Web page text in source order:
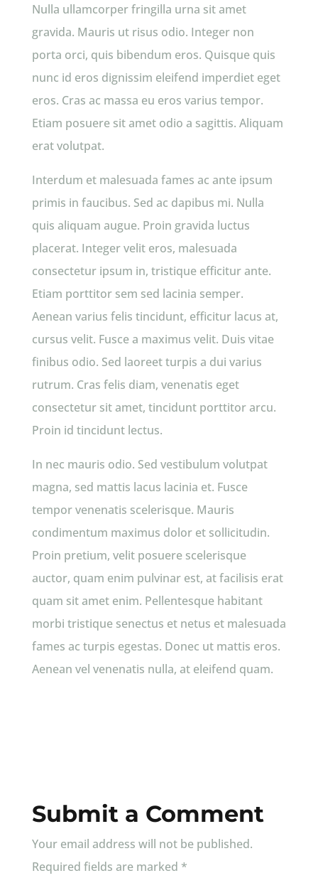
Nulla ullamcorper fringilla urna sit amet
gravida. Mauris ut risus odio. Integer non
porta orci, quis bibendum eros. Quisque quis
nunc id eros dignissim eleifend imperdiet eget
eros. Cras ac massa eu eros varius tempor.
Etiam posuere sit amet odio a sagittis. Aliquam
erat volutpat.
Interdum et malesuada fames ac ante ipsum
primis in faucibus. Sed ac dapibus mi. Nulla
quis aliquam augue. Proin gravida luctus
placerat. Integer velit eros, malesuada
consectetur ipsum in, tristique efficitur ante.
Etiam porttitor sem sed lacinia semper.
Aenean varius felis tincidunt, efficitur lacus at,
cursus velit. Fusce a maximus velit. Duis vitae
finibus odio. Sed laoreet turpis a dui varius
rutrum. Cras felis diam, venenatis eget
consectetur sit amet, tincidunt porttitor arcu.
Proin id tincidunt lectus.
In nec mauris odio. Sed vestibulum volutpat
magna, sed mattis lacus lacinia et. Fusce
tempor venenatis scelerisque. Mauris
condimentum maximus dolor et sollicitudin.
Proin pretium, velit posuere scelerisque
auctor, quam enim pulvinar est, at facilisis erat
quam sit amet enim. Pellentesque habitant
morbi tristique senectus et netus et malesuada
fames ac turpis egestas. Donec ut mattis eros.
Aenean vel venenatis nulla, at eleifend quam.
Submit a Comment
Your email address will not be published.
Required fields are marked *